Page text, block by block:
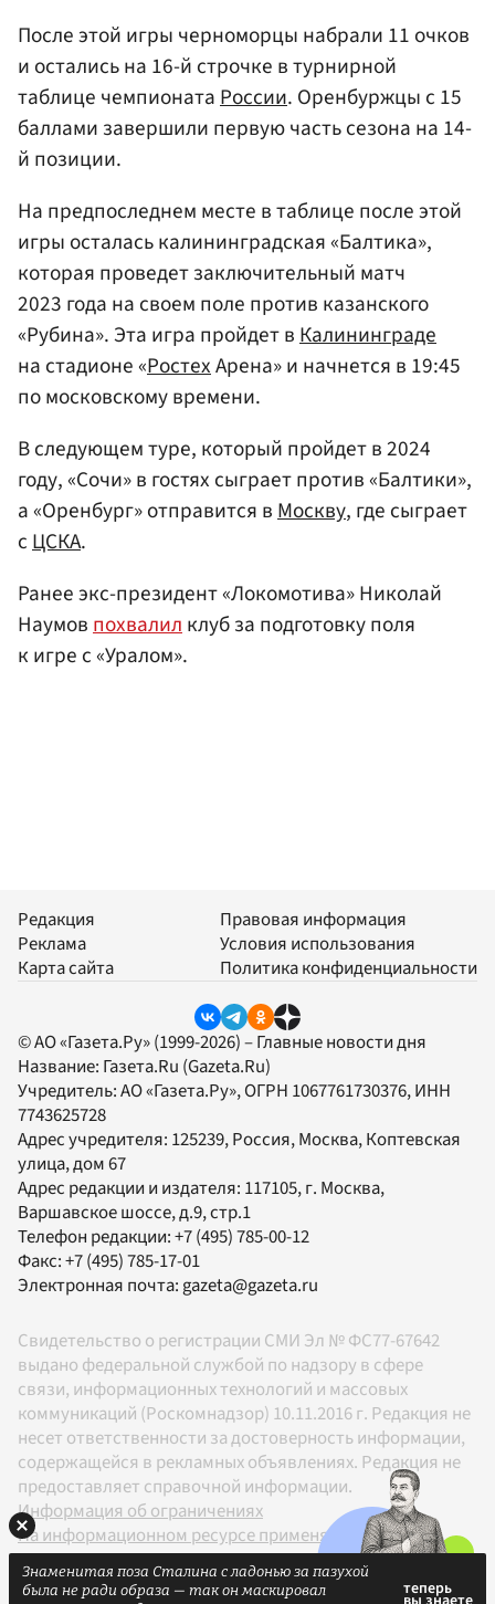
После этой игры черноморцы набрали 11 очков
и остались на 16-й строчке в турнирной
таблице чемпионата России. Оренбуржцы с 15
баллами завершили первую часть сезона на 14-
й позиции.
На предпоследнем месте в таблице после этой
игры осталась калининградская «Балтика»,
которая проведет заключительный матч
2023 года на своем поле против казанского
«Рубина». Эта игра пройдет вКалининграде
на стадионе «РостехАрена» и начнется в 19:45
по московскому времени.
В следующем туре, который пройдет в 2024
году, «Сочи» в гостях сыграет против «Балтики»,
а «Оренбург» отправится вМоскву, где сыграет
сЦСКА.
Ранее экс-президент «Локомотива» Николай
Наумовпохвалилклуб за подготовку поля
к игре с «Уралом».
Редакция
Реклама
Карта сайта
Правовая информация
Условия использования
Политика конфиденциальности
© АО «Газета.Ру» (1999-2026) – Главные новости дня
Название: Газета.Ru (Gazeta.Ru)
Учредитель:АО «Газета.Ру», ОГРН 1067761730376, ИНН
7743625728
Адрес учредителя: 125239, Россия, Москва, Коптевская
улица, дом 67
Адрес редакции и издателя: 117105, г. Москва,
Варшавское шоссе, д.9, стр.1
Телефон редакции:+7 (495) 785-00-12
Факс:+7 (495) 785-17-01
Электронная почта: gazeta@gazeta.ru
Свидетельство о регистрации СМИ Эл № ФС77-67642
выдано федеральной службой по надзору в сфере
связи, информационных технологий и массовых
коммуникаций (Роскомнадзор) 10.11.2016 г. Редакция не
несет ответственности за достоверность информации,
содержащейся в рекламных объявлениях. Редакция не
предоставляет справочной информации.
Информация об ограничениях
На информационном ресурсе применяются
рекомендательные технологии в соответствии с
Правилами
Знаменитая поза Сталина с ладонью за пазухой
была не ради образа — так он маскировал